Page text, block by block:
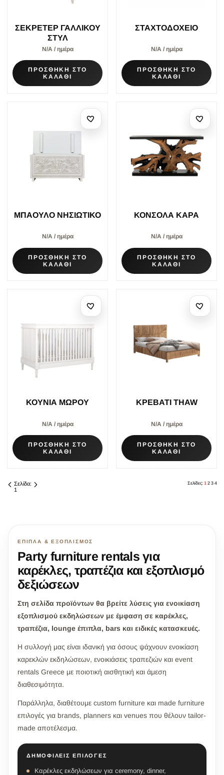
ΣΕΚΡΕΤΕΡ ΓΑΛΛΙΚΟΥ
ΣΤΥΛ
Ν/Α / ημέρα
ΠΡΟΣΘΗΚΗ ΣΤΟ
ΚΑΛΑΘΙ
ΣΤΑΧΤΟΔΟΧΕΙΟ
Ν/Α / ημέρα
ΠΡΟΣΘΗΚΗ ΣΤΟ
ΚΑΛΑΘΙ
ΜΠΑΟΥΛΟ ΝΗΣΙΩΤΙΚΟ
Ν/Α / ημέρα
ΠΡΟΣΘΗΚΗ ΣΤΟ
ΚΑΛΑΘΙ
ΚΟΝΣΟΛΑ KAPA
Ν/Α / ημέρα
ΠΡΟΣΘΗΚΗ ΣΤΟ
ΚΑΛΑΘΙ
ΚΟΥΝΙΑ ΜΩΡΟΥ
Ν/Α / ημέρα
ΠΡΟΣΘΗΚΗ ΣΤΟ
ΚΑΛΑΘΙ
ΚΡΕΒΑΤΙ THAW
Ν/Α / ημέρα
ΠΡΟΣΘΗΚΗ ΣΤΟ
ΚΑΛΑΘΙ
Σελίδα:
1
Σελίδες: 1 2 3 4
ΈΠΙΠΛΑ & ΕΞΟΠΛΙΣΜΌΣ
Party furniture rentals για
καρέκλες, τραπέζια και εξοπλισμό
δεξιώσεων
Στη σελίδα προϊόντων θα βρείτε λύσεις για ενοικίαση
εξοπλισμού εκδηλώσεων με έμφαση σε καρέκλες,
τραπέζια, lounge έπιπλα, bars και ειδικές κατασκευές.
Η συλλογή μας είναι ιδανική για όσους ψάχνουν ενοικίαση
καρεκλών εκδηλώσεων, ενοικιάσεις τραπεζιών και event
rentals Greece με ποιοτική αισθητική και άμεση
διαθεσιμότητα.
Παράλληλα, διαθέτουμε custom furniture και made furniture
επιλογές για brands, planners και venues που θέλουν tailor-
made αποτέλεσμα.
ΔΗΜΟΦΙΛΕΊΣ ΕΠΙΛΟΓΈΣ
Καρέκλες εκδηλώσεων για ceremony, dinner,